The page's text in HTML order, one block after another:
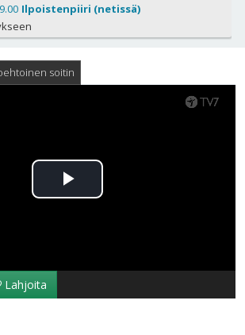
Ilpoistenpiiri (netissä)
soitin
Toista
Lahjoita